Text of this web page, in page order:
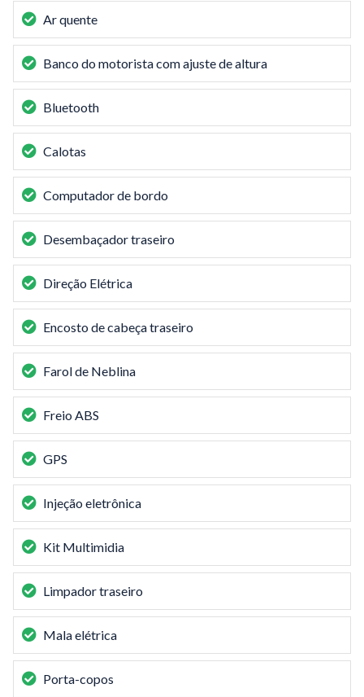
Ar quente
Banco do motorista com ajuste de altura
Bluetooth
Calotas
Computador de bordo
Desembaçador traseiro
Direção Elétrica
Encosto de cabeça traseiro
Farol de Neblina
Freio ABS
GPS
Injeção eletrônica
Kit Multimidia
Limpador traseiro
Mala elétrica
Porta-copos